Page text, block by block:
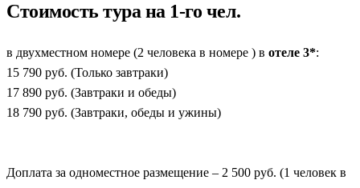
Стоимость тура на 1-го чел.
в двухместном номере (2 человека в номере ) в отеле 3*:
15 790 руб. (Только завтраки)
17 890 руб. (Завтраки и обеды)
18 790 руб. (Завтраки, обеды и ужины)
Доплата за одноместное размещение – 2 500 руб. (1 человек в